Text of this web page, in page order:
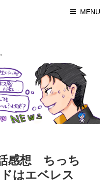
MENU
感想 ちっち
はエベレス